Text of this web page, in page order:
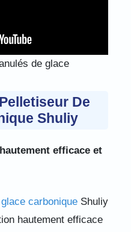
de glace
De
Shuliy
efficace et
carboniqueShuliy
hautement efficace